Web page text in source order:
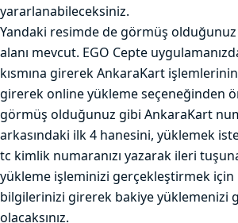
yararlanabileceksiniz.
Yandaki resimde de görmüş
alanı mevcut. EGO Cepte
kısmına girerek AnkaraKart
girerek online yükleme seçeneğinden
görmüş olduğunuz gibi AnkaraKart
arkasındaki ilk 4 hanesini, yüklemek
tc kimlik numaranızı yazarak ileri
yükleme işleminizi gerçekleştirmek
bilgilerinizi girerek bakiye yüklemenizi
olacaksınız.